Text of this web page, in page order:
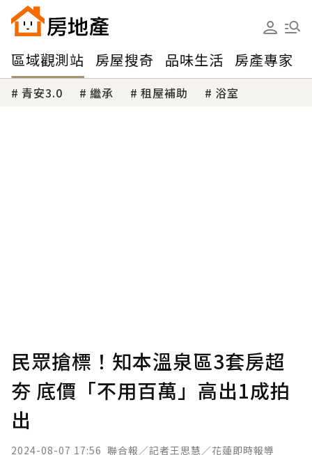
區域觀測站 房屋搜奇 品味生活 房產專家
青安3.0 繼承 租屋補助 浴室
民眾搶標！知本溫泉區3套房超
夯 底價「不用百萬」高出1成拍
出
2024-08-07 17:56 聯合報／記者王思慧／花蓮即時報導